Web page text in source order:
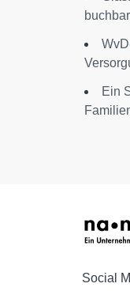
buchbar
Ein
Social